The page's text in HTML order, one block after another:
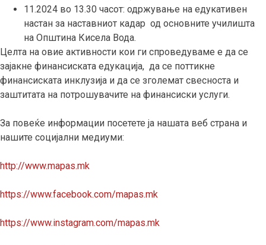
11.2024 во 13.30 часот: одржување на едукативен
настан за наставниот кадар од основните училишта
на Општина Кисела Вода.
Целта на овие активности кои ги спроведуваме е да се
зајакне финансиската едукација, да се поттикне
финансиската инклузија и да се зголемат свесноста и
заштитата на потрошувачите на финансиски услуги.
За повеќе информации посетете ја нашата веб страна и
нашите социјални медиуми:
http://www.mapas.mk
https://www.facebook.com/mapas.mk
https://www.instagram.com/mapas.mk